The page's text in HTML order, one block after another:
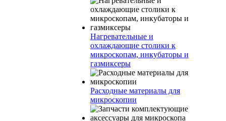
Нагревательные и
охлаждающие столики к
микроскопам, инкубаторы и
газмиксеры
Расходные материалы для
микроскопии